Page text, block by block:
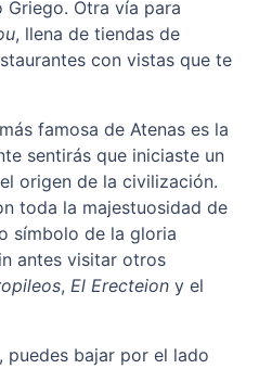
Griego. Otra vía para
, llena de tiendas de
con vistas que te
famosa de Atenas es la
sentirás que iniciaste un
origen de la civilización.
toda la majestuosidad de
símbolo de la gloria
antes visitar otros
, El Erecteion y el
puedes bajar por el lado